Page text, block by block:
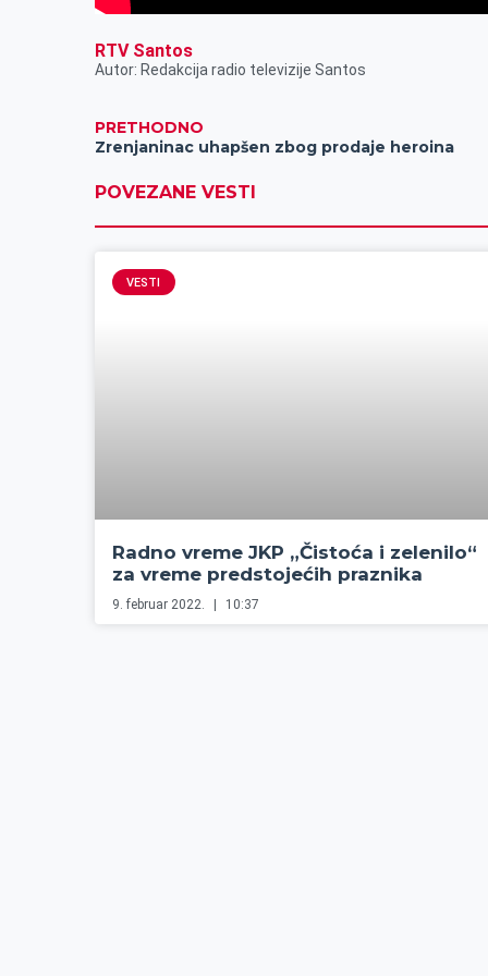
RTV Santos
Autor: Redakcija radio televizije Santos
PRETHODNO
Zrenjaninac uhapšen zbog prodaje heroina
POVEZANE VESTI
VESTI
Radno vreme JKP „Čistoća i zelenilo“
za vreme predstojećih praznika
9. februar 2022. 10:37